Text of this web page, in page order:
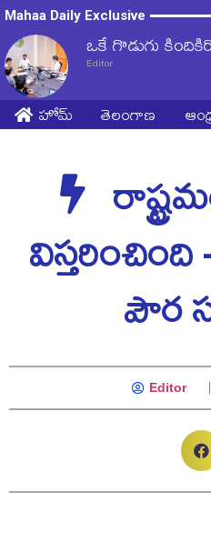
Mahaa Daily Exclusive
ఒకే గొడుగు
Editor
హోమ్ తెలంగాణ
పౌర
Editor